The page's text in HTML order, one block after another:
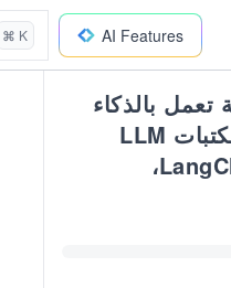
⌘ K AI Features
تعمل بالذكاء
الاصطناعي باستخدام مكتبات LLM
مفتوحة المصدر، وLangChain،